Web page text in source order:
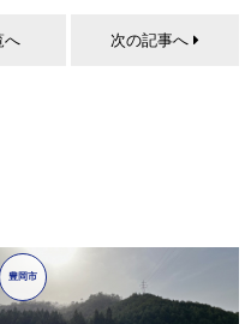
へ 次の記事へ
豊岡市